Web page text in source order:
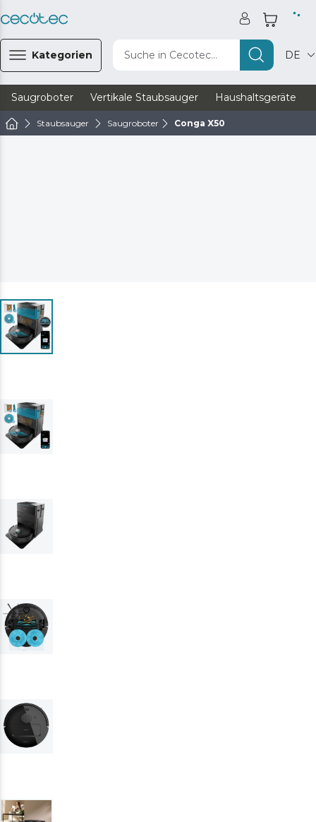
Kategorien Suche in Cecotec... DE
Saugroboter Vertikale Staubsauger Haushaltsgeräte
Staubsauger Saugroboter Conga X50